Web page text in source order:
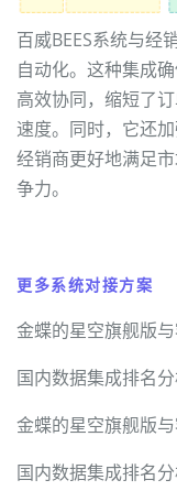
百威BEES系统与经
自动化。这种集成
高效协同，缩短了
速度。同时，它还
经销商更好地满足
争力。
更多系统对接方案
金蝶的星空旗舰版
国内数据集成排名
金蝶的星空旗舰版
国内数据集成排名